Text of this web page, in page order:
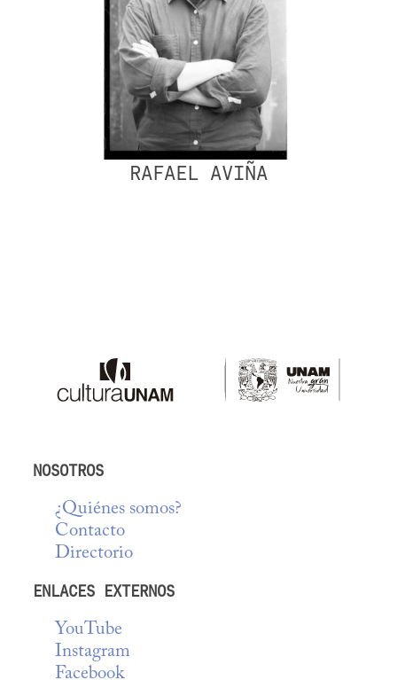
RAFAEL AVIÑA
NOSOTROS
¿Quiénes somos?
Contacto
Directorio
ENLACES EXTERNOS
YouTube
Instagram
Facebook